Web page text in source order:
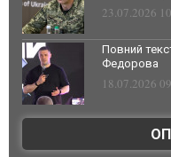
23.07.2026
Повний
Федорова
18.07.2026